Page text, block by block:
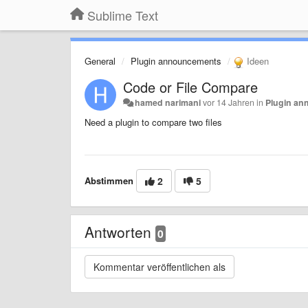
Sublime Text
General Plugin announcements Ideen
Code or File Compare
hamed narimanivor 14 Jahren in Plugin
Need a plugin to compare two files
Abstimmen 2 5
Antworten 0